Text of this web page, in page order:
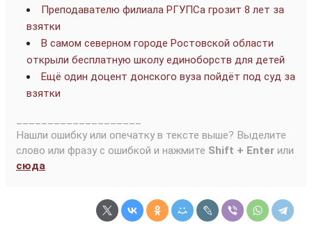
Преподавателю филиала РГУПСа грозит 8 лет за
взятки
В самом северном городе Ростовской области
открыли бесплатную школу единоборств для детей
Ещё один доцент донского вуза пойдёт под суд за
взятки
Нашли ошибку или опечатку в тексте выше? Выделите
слово или фразу с ошибкой и нажмите Shift + Enter или
сюда.